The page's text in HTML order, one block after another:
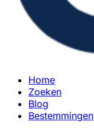
Home
Zoeken
Blog
Bestemmingen